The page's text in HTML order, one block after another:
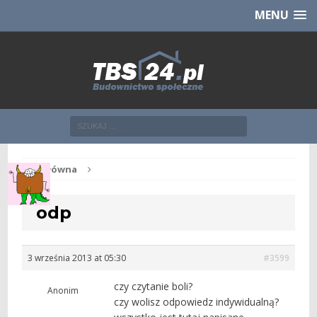
CHCĘ [klik]MENU
Str. główna
odp
3 września 2013 at 05:30 #3599
Anonim
czy czytanie boli?
czy wolisz odpowiedz indywidualną?